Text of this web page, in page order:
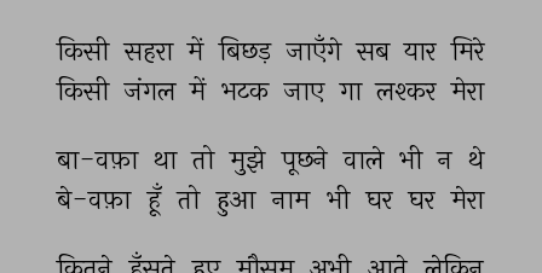
किसी सहरा में बिछड़ जाएँगे सब यार मिरे
किसी जंगल में भटक जाए गा लश्कर मेरा
बा-वफ़ा था तो मुझे पूछने वाले भी न थे
बे-वफ़ा हूँ तो हुआ नाम भी घर घर मेरा